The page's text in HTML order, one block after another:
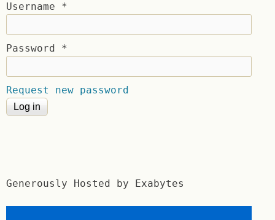
Username *
Password *
Request new password
Generously Hosted by Exabytes